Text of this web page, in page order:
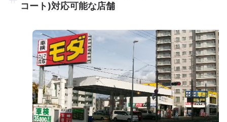
コート)対応可能な店舗